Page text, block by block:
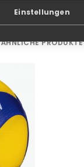
Einstellungen
ÄHNLICHE PRODUKTE